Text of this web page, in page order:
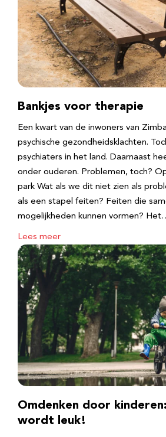
Bankjes voor therapie
Een kwart van de inwoners van
psychische gezondheidsklachten.
psychiaters in het land. Daarnaast
onder ouderen. Problemen, toch?
park Wat als we dit niet zien als
als een stapel feiten? Feiten die
mogelijkheden kunnen vormen?
Lees meer
Omdenken door
wordt leuk!